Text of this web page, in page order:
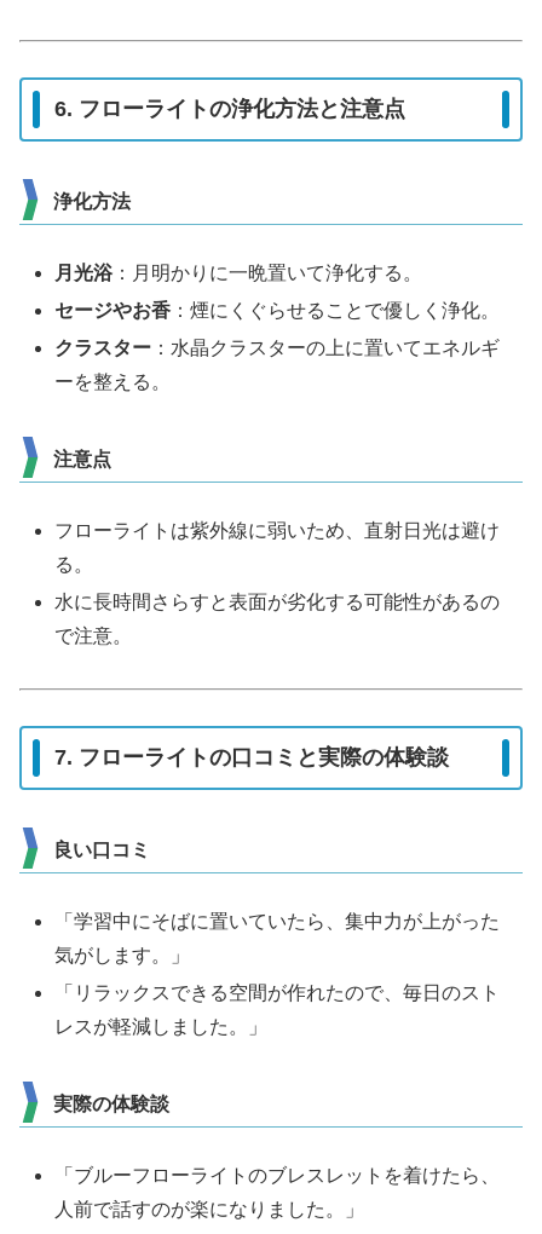
6. フローライトの浄化方法と注意点
浄化方法
月光浴 ：月明かりに一晩置いて浄化する。
セージやお香 ：煙にくぐらせることで優しく浄化。
クラスター ：水晶クラスターの上に置いてエネルギ
ーを整える。
注意点
フローライトは紫外線に弱いため、直射日光は避け
る。
水に長時間さらすと表面が劣化する可能性があるの
で注意。
7. フローライトの口コミと実際の体験談
良い口コミ
「学習中にそばに置いていたら、集中力が上がった
気がします。」
「リラックスできる空間が作れたので、毎日のスト
レスが軽減しました。」
実際の体験談
「ブルーフローライトのブレスレットを着けたら、
人前で話すのが楽になりました。」